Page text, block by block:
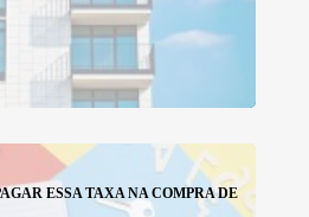
ESSA TAXA NA COMPRA DE